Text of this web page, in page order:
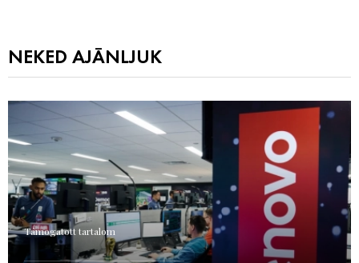
NEKED AJÁNLJUK
Támogatott tartalom